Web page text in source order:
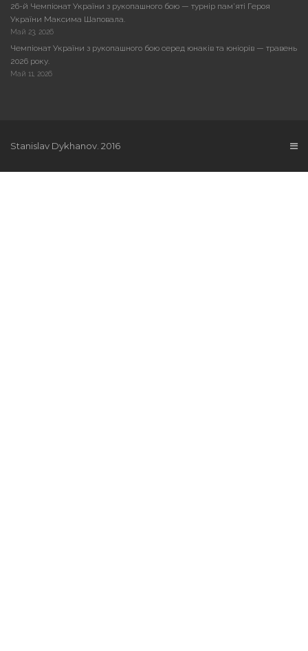
26-й Чемпіонат України з рукопашного бою — турнір пам’яті Героя
України Максима Шаповала.
Май 23, 2026
Чемпіонат України з рукопашного бою серед юнаків та юніорів — травень
2026 року.
Май 11, 2026
Stanislav Dykhanov. 2016